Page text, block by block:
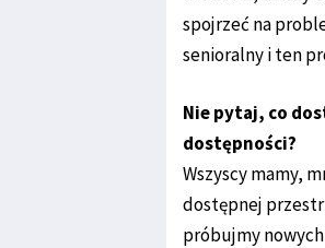
spojrzeć na
senioralny i ten
Nie pytaj, co
dostępności?
Wszyscy mamy,
dostępnej
próbujmy